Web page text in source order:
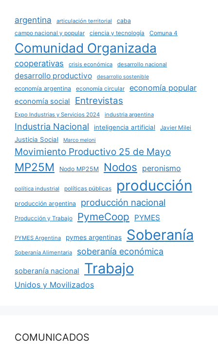
argentina articulación territorial
caba
campo nacional y popular
ciencia y tecnología Comuna 4
Comunidad Organizada
cooperativas crisis económica desarrollo nacional
desarrollo productivo desarrollo sostenible
economía argentina economía circular economía popular
economía social Entrevistas
Expo Industrias y Servicios 2024 industria argentina
Industria Nacional inteligencia artificial Javier Milei
Justicia Social Marco meloni
Movimiento Productivo 25 de Mayo
MP25M Nodo MP25M Nodos peronismo
política industrial políticas públicas producción
producción argentina producción nacional
Producción y Trabajo PymeCoop PYMES
PYMES Argentina pymes argentinas Soberanía
Soberanía Alimentaria soberanía económica
soberanía nacional Trabajo
Unidos y Movilizados
COMUNICADOS